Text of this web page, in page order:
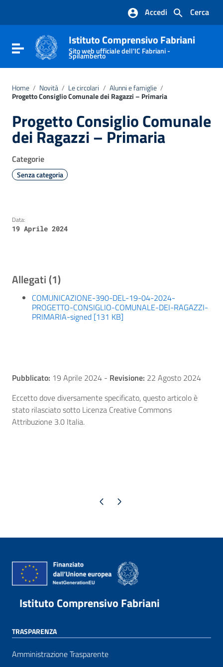
Vai al footer
Cerca
Accedi
Attiva / disattiva la navigazione
Istituto Comprensivo Fabriani
Sito web ufficiale dell'IC Fabriani -
Spilamberto
Home / Novità / Le circolari / Alunni e famiglie /
Progetto Consiglio Comunale dei Ragazzi – Primaria
Progetto Consiglio Comunale
dei Ragazzi – Primaria
Categorie
Senza categoria
Data:
19 Aprile 2024
Allegati (1)
COMUNICAZIONE-390-DEL-19-04-2024-
PROGETTO-CONSIGLIO-COMUNALE-DEI-RAGAZZI-
PRIMARIA-signed [131 KB]
Pubblicato: 19 Aprile 2024 - Revisione: 22 Agosto 2024
Eccetto dove diversamente specificato, questo articolo è
stato rilasciato sotto Licenza Creative Commons
Attribuzione 3.0 Italia.
Pagina precedente
Pagina successiva
Istituto Comprensivo Fabriani
TRASPARENZA
Amministrazione Trasparente